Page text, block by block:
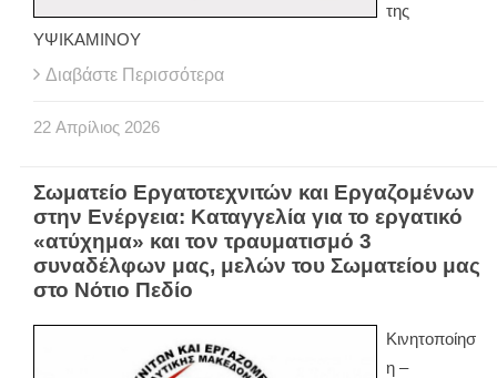
της
ΥΨΙΚΑΜΙΝΟΥ
Διαβάστε Περισσότερα
22 Απρίλιος 2026
Σωματείο Εργατοτεχνιτών και Εργαζομένων
στην Ενέργεια: Καταγγελία για το εργατικό
«ατύχημα» και τον τραυματισμό 3
συναδέλφων μας, μελών του Σωματείου μας
στο Νότιο Πεδίο
Κινητοποίησ
η –